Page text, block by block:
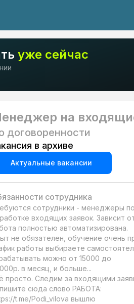
уже сейчас
на
договоренности
в архиве
Актуальные вакансии
сотрудника
сотрудники - менеджеры
входящих заявок. Зависит
полностью автоматизирована.
не обязателен, обучение очень
работы выбираете
можно от 15000 до
в месяц, и больше...
просто. Следим за входящими
сюда слово РАБОТА: